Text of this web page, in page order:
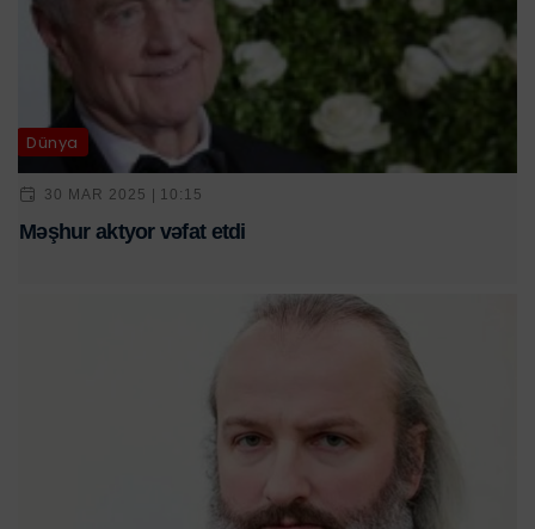
Dünya
30 MAR 2025 | 10:15
Məşhur aktyor vəfat etdi